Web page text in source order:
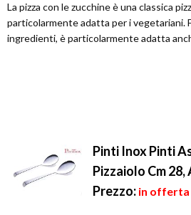
La pizza con le zucchine è una classica
particolarmente adatta per i vegetariani.
ingredienti, è particolarmente adatta
Pinti Inox Pinti
Pizzaiolo Cm 28,
Prezzo: in offerta